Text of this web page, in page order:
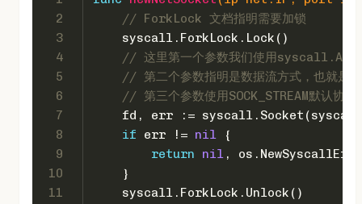
2
3
4
5
6
7
8
9
10
11
// ForkLock 文档指明需要加锁
    syscall.ForkLock.Lock()
// 这里第一个参数我们使用
// 第二个参数指明是数据流方式，也就是
// 第三个参数使用SOCK_STREAM默认协议
fd, err :=
if err != nil {
return
nil ,
    }
    syscall.ForkLock.Unlock()